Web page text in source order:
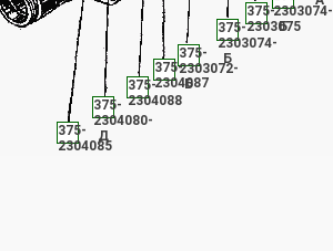
375-
2304085
375-
2304080-
Д
375-
2304088
375-
2304087
375-
2303072-
Б
375-
2303074-
Б
2303074-
Б
375-
2303075